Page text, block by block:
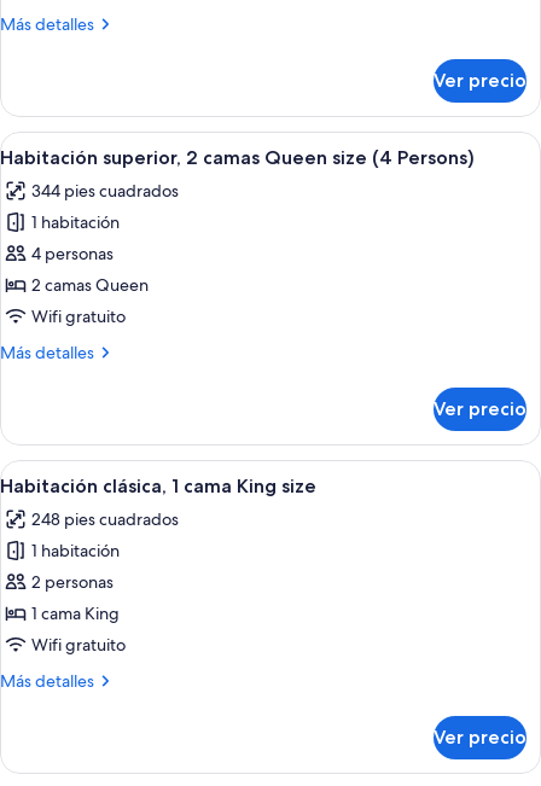
vista
alberca
Más detalles
Más
1
habitación,
vista
la
alberca
Ver precio
Abrir
todas
las
fotos
de
Habitación
superior,
camas
(4
Persons)
Habitación de hotel con dos camas,
5
Habitación superior, 2 camas Queen size (4 Persons)
344 pies cuadrados
1 habitación
4 personas
2 camas Queen
Wifi gratuito
Más detalles
Más
superior,
camas
size
(4
Persons)
Ver precio
Abrir
todas
las
fotos
de
Habitación
clásica,
cama
Una habitación de hotel con una
5
Habitación clásica, 1 cama King size
248 pies cuadrados
1 habitación
2 personas
1 cama King
Wifi gratuito
Más detalles
Más
clásica,
Ver precio